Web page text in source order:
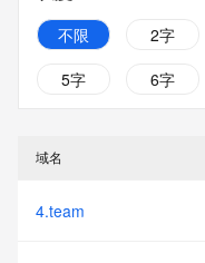
不限 2字
5字
6字
域名
4.team